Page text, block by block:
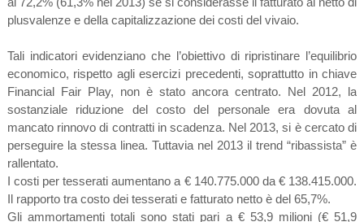
plusvalenze e della capitalizzazione dei costi del vivaio.
Tali indicatori evidenziano che l’obiettivo di ripristinare l’equilibrio
economico, rispetto agli esercizi precedenti, soprattutto in chiave
Financial Fair Play, non è stato ancora centrato. Nel 2012, la
sostanziale riduzione del costo del personale era dovuta al
mancato rinnovo di contratti in scadenza. Nel 2013, si è cercato di
perseguire la stessa linea. Tuttavia nel 2013 il trend “ribassista” è
rallentato.
I costi per tesserati aumentano a € 140.775.000 da € 138.415.000.
Il rapporto tra costo dei tesserati e fatturato netto è del 65,7%.
Gli ammortamenti totali sono stati pari a € 53,9 milioni (€ 51,9